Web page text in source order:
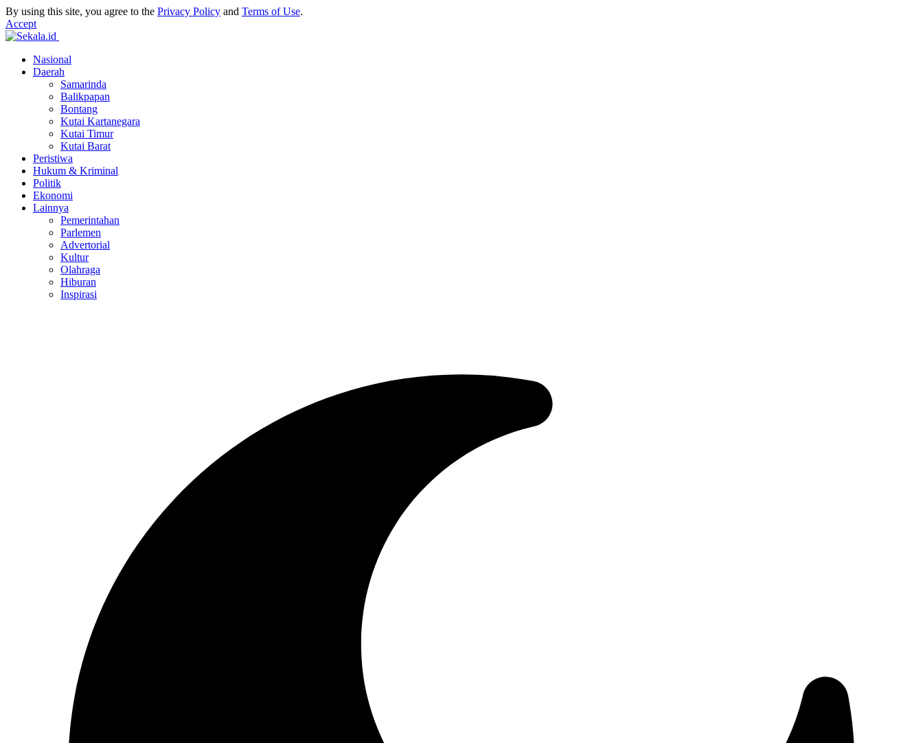
By using this site, you agree to the Privacy Policy and Terms of Use.
Accept
Nasional
Daerah
Samarinda
Balikpapan
Bontang
Kutai Kartanegara
Kutai Timur
Kutai Barat
Peristiwa
Hukum & Kriminal
Politik
Ekonomi
Lainnya
Pemerintahan
Parlemen
Advertorial
Kultur
Olahraga
Hiburan
Inspirasi